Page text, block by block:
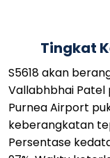
Tingkat
S5618 akan
Vallabhbhai Patel
Purnea Airport
keberangkatan
Persentase